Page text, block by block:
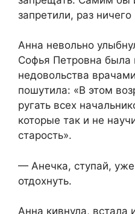
запретили, раз
Анна невольно
Софья Петровна была
недовольства
пошутила: «В этом
ругать всех
которые так и не
старость».
— Анечка, ступай,
отдохнуть.
Анна кивнула, встала